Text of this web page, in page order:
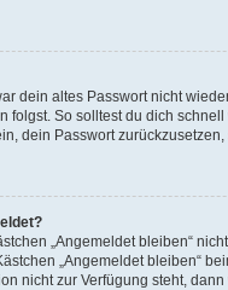
dein altes Passwort nicht
folgst. So solltest du dich
dein Passwort
„Angemeldet bleiben“
„Angemeldet bleiben“
nicht zur Verfügung steht,